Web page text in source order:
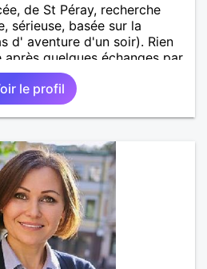
de St Péray, recherche
sérieuse, basée sur la
d' aventure d'un soir). Rien
quelques échanges par
si il y a un feeling entre les
Au plaisir de se
le profil